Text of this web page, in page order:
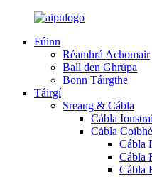
Fúinn
Réamhrá Achomair
Ball den Ghrúpa
Bonn Táirgthe
Táirgí
Sreang & Cábla
Cábla
Cábla
Cábla
Cábla
Cábla